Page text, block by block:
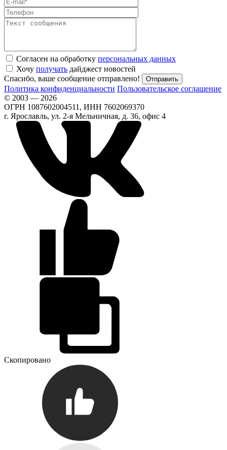
Согласен на обработку персональных данных
Хочу получать дайджест новостей
Спасибо, ваше сообщение отправлено!
Политика конфиденциальности Пользовательское соглашение
© 2003 — 2026
ОГРН 1087602004511, ИНН 7602069370
г. Ярославль, ул. 2-я Мельничная, д. 36, офис 4
Скопировано